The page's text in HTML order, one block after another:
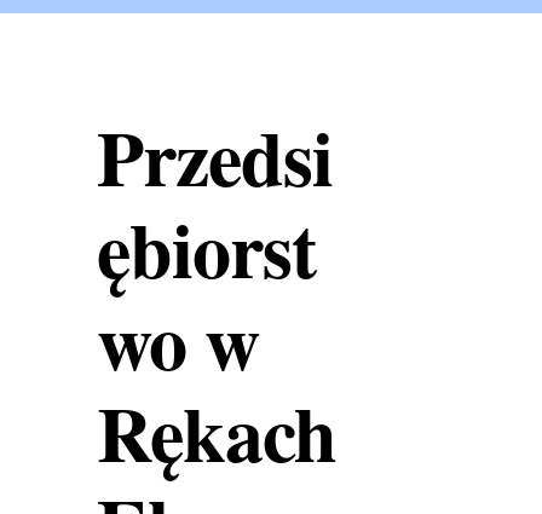
Przedsi
ębiorst
wo w
Rękach